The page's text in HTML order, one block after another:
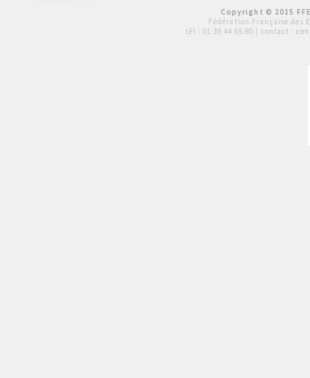
Copyright © 2015
Fédération Française des
tél : 01 39 44 65 80 | contact :